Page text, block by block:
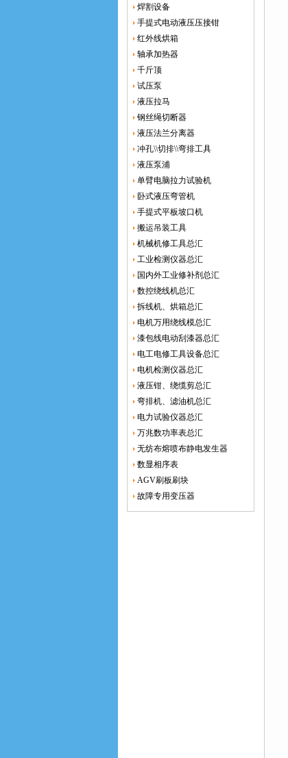
焊割设备
手提式电动液压压接钳
红外线烘箱
轴承加热器
千斤顶
试压泵
液压拉马
钢丝绳切断器
液压法兰分离器
冲孔\\切排\\弯排工具
液压泵浦
单臂电脑拉力试验机
卧式液压弯管机
手提式平板坡口机
搬运吊装工具
机械机修工具总汇
工业检测仪器总汇
国内外工业修补剂总汇
数控绕线机总汇
拆线机、烘箱总汇
电机万用绕线模总汇
漆包线电动刮漆器总汇
电工电修工具设备总汇
电机检测仪器总汇
液压钳、绕缆剪总汇
弯排机、滤油机总汇
电力试验仪器总汇
万兆数功率表总汇
无纺布熔喷布静电发生器
数显相序表
AGV刷板刷块
故障专用变压器